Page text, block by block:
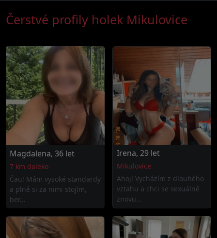
Čerstvé profily holek Mikulovice
Magdalena, 36 let
7 km daleko
Čau! Mám vysoké standardy
a plně si za nimi stojím,
ber...
Irena, 29 let
Mikulovice
Ahoj! Vycházím z dlouhého
vztahu a chci se sexuálně
znovu...